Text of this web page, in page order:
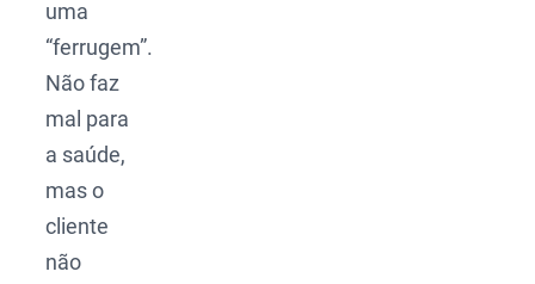
uma
“ferrugem”.
Não faz
mal para
a saúde,
mas o
cliente
não